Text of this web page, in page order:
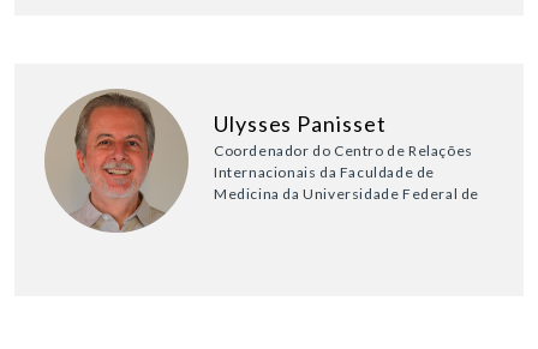
Ulysses Panisset
Coordenador do Centro de Relações
Internacionais da Faculdade de
Medicina da Universidade Federal de